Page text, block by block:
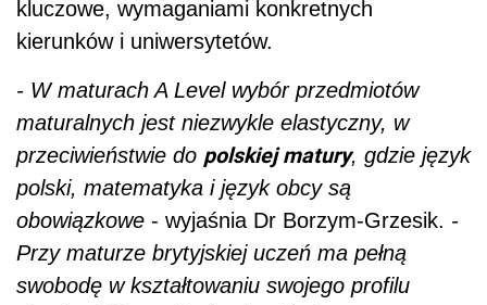
kluczowe, wymaganiami konkretnych
kierunków i uniwersytetów.
- W maturach A Level wybór przedmiotów
maturalnych jest niezwykle elastyczny, w
przeciwieństwie do polskiej matury, gdzie język
polski, matematyka i język obcy są
obowiązkowe - wyjaśnia Dr Borzym-Grzesik. -
Przy maturze brytyjskiej uczeń ma pełną
swobodę w kształtowaniu swojego profilu